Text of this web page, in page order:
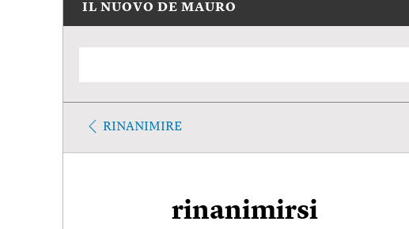
IL NUOVO DE MAURO
RINANIMIRE
rinanimirsi